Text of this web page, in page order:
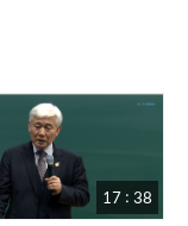
17 : 38